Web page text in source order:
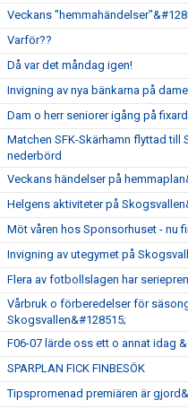
Veckans
Varför??
Då var det måndag igen!
Invigning av nya bänkarna på
Dam o herr seniorer igång på
Matchen SFK-Skärhamn flyttad till
nederbörd
Veckans händelser på
Helgens aktiviteter på
Möt våren hos Sponsorhuset - nu
Invigning av utegymet på
Flera av fotbollslagen har
Vårbruk o förberedelser för
Skogsvallen&#128515;
F06-07 lärde oss ett o annat idag
SPARPLAN FICK FINBESÖK
Tipspromenad premiären är